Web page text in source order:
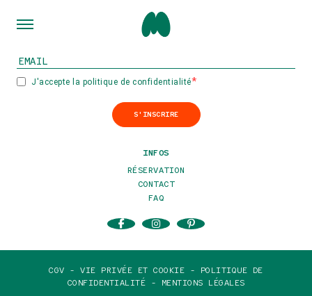
INSCRIVEZ-VOUS À NOTRE NEWSLETTER
J'accepte la politique de confidentialité
S'INSCRIRE
INFOS
RÉSERVATION
CONTACT
FAQ
CGV - VIE PRIVÉE ET COOKIE -
POLITIQUE DE
CONFIDENTIALITÉ -
MENTIONS LÉGALES